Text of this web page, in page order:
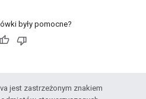
były pomocne?
jest zastrzeżonym znakiem